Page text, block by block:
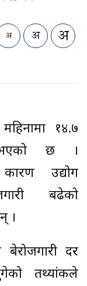
१४.७
भएको छ ।
कारण उद्योग
बढेको
।
बेरोजगारी दर
तथ्यांकले